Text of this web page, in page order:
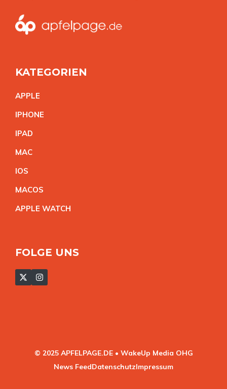
KATEGORIEN
APPLE
IPHONE
IPAD
MAC
IOS
MACOS
APPLE WATCH
FOLGE UNS
© 2025 APFELPAGE.DE • WakeUp Media OHG
News FeedDatenschutzImpressum